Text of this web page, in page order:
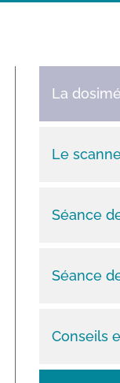
La
Le
Séance
Séance
Conseils